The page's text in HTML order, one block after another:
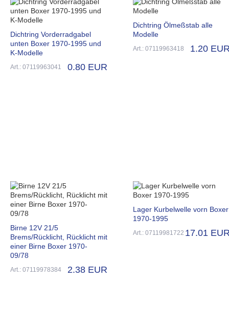
Dichtring Vorderradgabel
unten Boxer 1970-1995 und
K-Modelle
Art.: 07119963041 0.80 EUR
Dichtring Ölmeßstab alle
Modelle
Art.: 07119963418 1.20
Birne 12V 21/5
Brems/Rücklicht, Rücklicht mit
einer Birne Boxer 1970-
09/78
Art.: 07119978384 2.38 EUR
Lager Kurbelwelle vorn Boxer
1970-1995
Art.: 07119981722 17.01